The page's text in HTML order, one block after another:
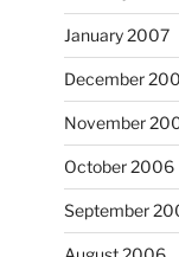
January 2007
December
November
October 2006
September